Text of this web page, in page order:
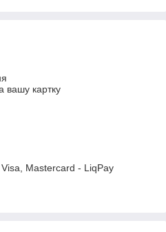
вашу картку
Mastercard - LiqPay